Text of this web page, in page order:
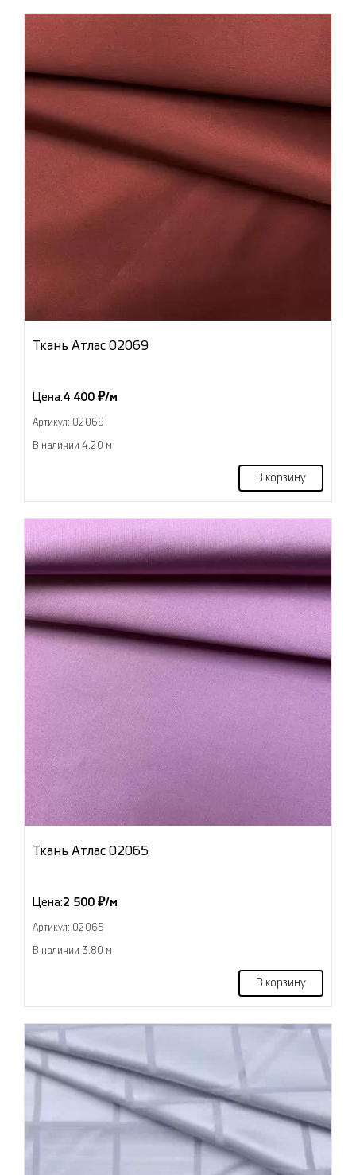
Ткань Атлас 02069
Цена:4 400 ₽/м
Артикул: 02069
В наличии 4.20 м
В корзину
Ткань Атлас 02065
Цена:2 500 ₽/м
Артикул: 02065
В наличии 3.80 м
В корзину